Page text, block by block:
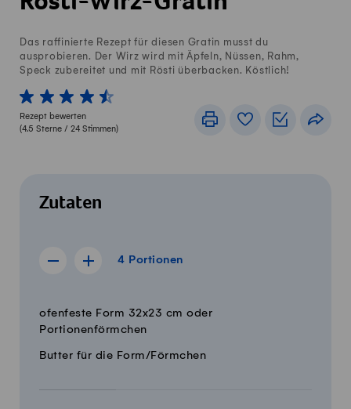
Das raffinierte Rezept für diesen Gratin musst du
ausprobieren. Der Wirz wird mit Äpfeln, Nüssen, Rahm,
Speck zubereitet und mit Rösti überbacken. Köstlich!
1 von 5 Sterne
2 von 5 Sterne
3 von 5 Sterne
4 von 5 Sterne
5 von 5 Sterne
Rezept bewerten
(4.5 Sterne / 24 Stimmen)
DruckenRezeptbuch
Zutaten
4 Portionen
Rezept für 3 Portionen anzeigen
Rezept für 5 Portionen anzeigen
4 Portionen
MengeZutaten
ofenfeste Form 32x23 cm oder
Portionenförmchen
Butter für die Form/Förmchen